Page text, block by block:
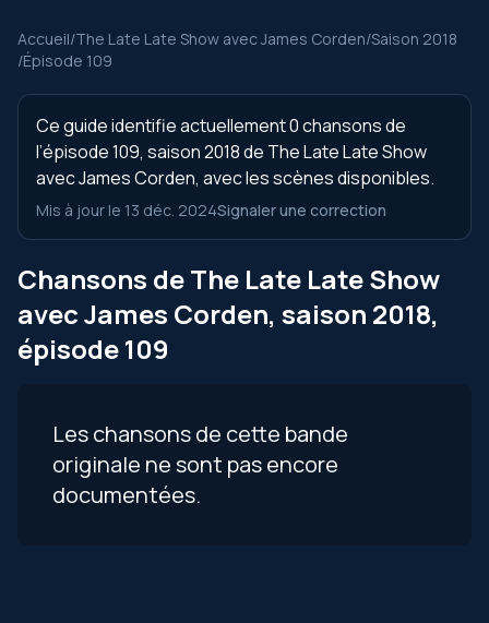
Accueil/The Late Late Show avec James Corden/Saison 2018
/Épisode 109
Ce guide identifie actuellement 0 chansons de
l’épisode 109, saison 2018 de The Late Late Show
avec James Corden, avec les scènes disponibles.
Mis à jour le 13 déc. 2024Signaler une correction
Chansons de The Late Late Show
avec James Corden, saison 2018,
épisode 109
Les chansons de cette bande
originale ne sont pas encore
documentées.